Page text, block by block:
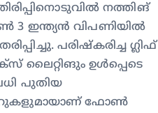
നത്തിങ്
3 ഇന്ത്യൻ‌ വിപണിയിൽ
പരിഷ്കരിച്ച ഗ്ലിഫ്
ലൈറ്റിങും ഉൾപ്പെടെ
പുതിയ
ഫോൺ